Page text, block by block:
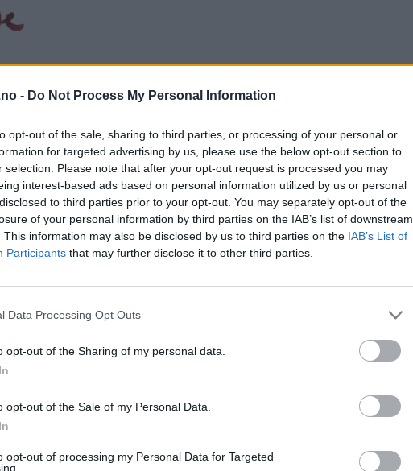
- Do Not Process My Personal Information
opt-out of the sale, sharing to third parties, or processing of your personal or
for targeted advertising by us, please use the below opt-out section to
selection. Please note that after your opt-out request is processed you may
interest-based ads based on personal information utilized by us or personal
to third parties prior to your opt-out. You may separately opt-out of the
of your personal information by third parties on the IAB’s list of downstream
This information may also be disclosed by us to third parties on the IAB’s List of
Participants that may further disclose it to other third parties.
Data Processing Opt Outs
opt-out of the Sharing of my personal data.
opt-out of the Sale of my Personal Data.
opt-out of processing my Personal Data for Targeted